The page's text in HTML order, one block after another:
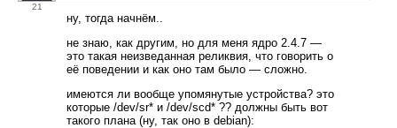
21
ну, тогда начнём..
не знаю, как другим, но для меня ядро 2.4.7 —
это такая неизведанная реликвия, что говорить о
её поведении и как оно там было — сложно.
имеются ли вообще упомянутые устройства? это
которые /dev/sr* и /dev/scd* ?? должны быть вот
такого плана (ну, так оно в debian):